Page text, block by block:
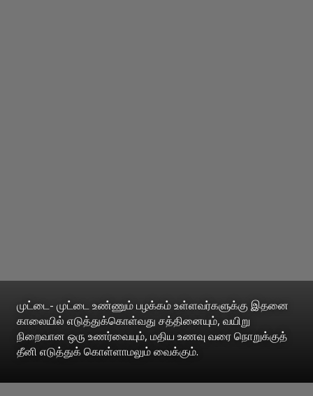
முட்டை- முட்டை உண்ணும் பழக்கம் உள்ளவர்களுக்கு இதனை
காலையில் எடுத்துக்கொள்வது சத்தினையும், வயிறு
நிறைவான ஒரு உணர்வையும், மதிய உணவு வரை நொறுக்குத்
தீனி எடுத்துக் கொள்ளாமலும் வைக்கும்.